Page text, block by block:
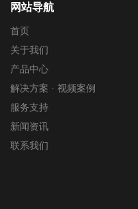
网站导航
首页
关于我们
产品中心
解决方案 · 视频案例
服务支持
新闻资讯
联系我们